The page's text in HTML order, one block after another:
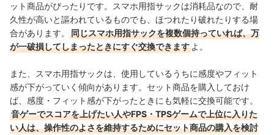
ット商品がぴったりです。スマホ用指サックは消耗品なので、耐
久性が高いと謳われているものでも、ほつれたり破れたりする場
合があります。
同じスマホ用指サックを複数個持っていれば、万
が一破損してしまったときにすぐ交換できます よ。
また、スマホ用指サックは、使用しているうちに感度やフィット
感が下がっていく傾向があります。 セット商品を購入しておけ
ば、感度・フィット感が下がったときにも気軽に交換可能です。
音ゲーでスコアを上げたい人やFPS・TPSゲームで上位に入りた
い人は、操作性のよさを維持するためにセット商品の購入を検討